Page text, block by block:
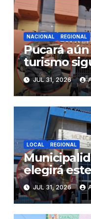
NACIONAL REGIONAL
Pucará
turismo
alcaldesa
Gobierno
paralizadas
JUL 31, 2026
LOCAL REGIONAL
elegirá
de
Trabajo
JUL 31, 2026